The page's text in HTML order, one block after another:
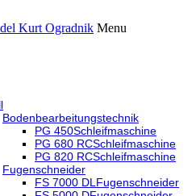
Menu
Bodenbearbeitungstechnik
PG 450Schleifmaschine
PG 680 RCSchleifmaschine
PG 820 RCSchleifmaschine
Fugenschneider
FS 7000 DLFugenschneider